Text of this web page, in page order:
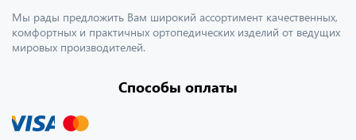
Мы рады предложить Вам широкий ассортимент качественных,
комфортных и практичных ортопедических изделий от ведущих
мировых производителей.
Способы оплаты